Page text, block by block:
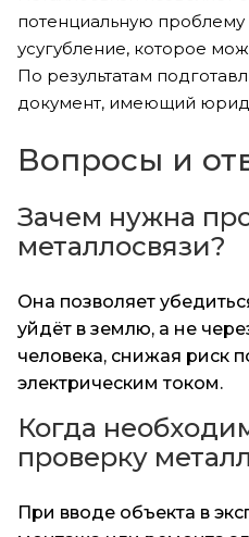
потенциальную
усугубление, которое
По результатам
документ, имеющий
Вопросы и
Зачем нужна
металлосвязи?
Она позволяет
уйдёт в землю, а не
человека, снижая риск
электрическим током.
Когда
проверку
При вводе объекта в